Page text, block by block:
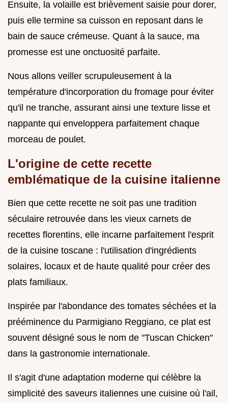
Ensuite, la volaille est brièvement saisie pour dorer,
puis elle termine sa cuisson en reposant dans le
bain de sauce crémeuse. Quant à la sauce, ma
promesse est une onctuosité parfaite.
Nous allons veiller scrupuleusement à la
température d'incorporation du fromage pour éviter
qu'il ne tranche, assurant ainsi une texture lisse et
nappante qui enveloppera parfaitement chaque
morceau de poulet.
L'origine de cette recette
emblématique de la cuisine italienne
Bien que cette recette ne soit pas une tradition
séculaire retrouvée dans les vieux carnets de
recettes florentins, elle incarne parfaitement l'esprit
de la cuisine toscane : l'utilisation d'ingrédients
solaires, locaux et de haute qualité pour créer des
plats familiaux.
Inspirée par l'abondance des tomates séchées et la
prééminence du Parmigiano Reggiano, ce plat est
souvent désigné sous le nom de "Tuscan Chicken"
dans la gastronomie internationale.
Il s'agit d'une adaptation moderne qui célèbre la
simplicité des saveurs italiennes une cuisine où l'ail,